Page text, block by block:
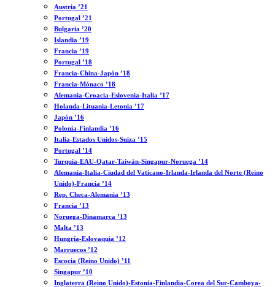
Austria ’21
Portugal ’21
Bulgaria ’20
Islandia ’19
Francia ’19
Portugal ’18
Francia-China-Japón ’18
Francia-Mónaco ’18
Alemania-Croacia-Eslovenia-Italia ’17
Holanda-Lituania-Letonia ’17
Japón ’16
Polonia-Finlandia ’16
Italia-Estados Unidos-Suiza ’15
Portugal ’14
Turquía-EAU-Qatar-Taiwán-Singapur-Noruega ’14
Alemania-Italia-Ciudad del Vaticano-Irlanda-Irlanda del Norte (Reino
Unido)-Francia ’14
Rep. Checa-Alemania ’13
Francia ’13
Noruega-Dinamarca ’13
Malta ’13
Hungría-Eslovaquia ’12
Marruecos ’12
Escocia (Reino Unido) ’11
Singapur ’10
Inglaterra (Reino Unido)-Estonia-Finlandia-Corea del Sur-Camboya-